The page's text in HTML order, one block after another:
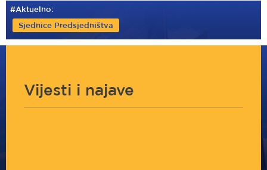
#Aktuelno:
Sjednice Predsjedništva
Vijesti i najave